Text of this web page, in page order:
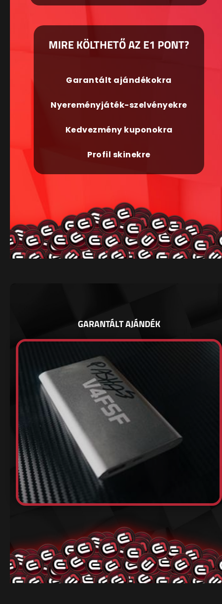
MIRE KÖLTHETŐ AZ E1 PONT?
Garantált ajándékokra
Nyereményjáték-szelvényekre
Kedvezmény kuponokra
Profil skinekre
GARANTÁLT AJÁNDÉK